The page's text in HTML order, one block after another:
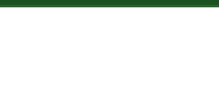
Skip to main content